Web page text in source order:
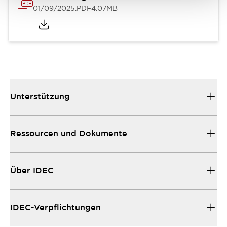
01/09/2025.PDF4.07MB
Unterstützung
Ressourcen und Dokumente
Über IDEC
IDEC-Verpflichtungen